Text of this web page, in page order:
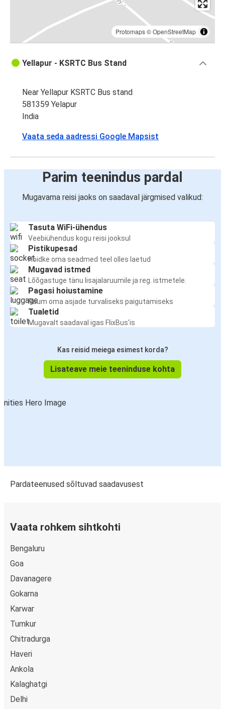
Protomaps©OpenStreetMap
Yellapur - KSRTC Bus Stand
Near Yellapur KSRTC Bus stand
581359 Yelapur
India
Vaata seda aadressi Google Mapsist
Parim teenindus pardal
Mugavama reisi jaoks on saadaval järgmised valikud:
Tasuta WiFi-ühendus
Veebiühendus kogu reisi jooksul
Pistikupesad
Hoidke oma seadmed teel olles laetud
Mugavad istmed
Lõõgastuge tänu lisajalaruumile ja reg. istmetele.
Pagasi hoiustamine
Ruum oma asjade turvaliseks paigutamiseks
Tualetid
Mugavalt saadaval igas FlixBus'is
Kas reisid meiega esimest korda?
Lisateave meie teeninduse kohta
Pardateenused sõltuvad saadavusest
Vaata rohkem sihtkohti
Bengaluru
Goa
Davanagere
Gokarna
Karwar
Tumkur
Chitradurga
Haveri
Ankola
Kalaghatgi
Delhi